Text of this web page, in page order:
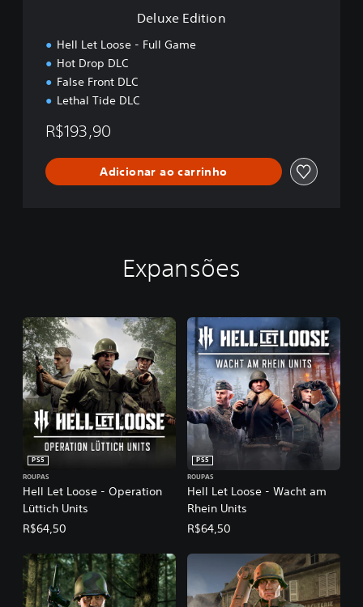
Deluxe Edition
Hell Let Loose - Full Game
Hot Drop DLC
False Front DLC
Lethal Tide DLC
R$193,90
Adicionar ao carrinho
Expansões
Hell Let Loose - Operation
Lüttich Units
PS5
ROUPAS
R$64,50
Hell Let Loose - Wacht am
Rhein Units
PS5
ROUPAS
R$64,50